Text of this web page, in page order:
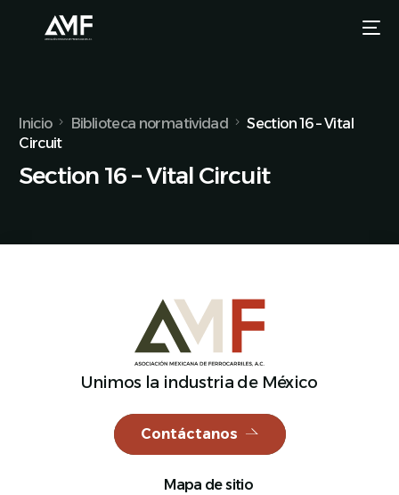
Inicio Biblioteca normatividad
Section 16 – Vital
Circuit
Section 16 – Vital Circuit
Unimos la industria de México
Contáctanos
Mapa de sitio